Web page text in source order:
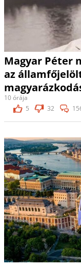
Magyar Péter
az
10 órája
5
32